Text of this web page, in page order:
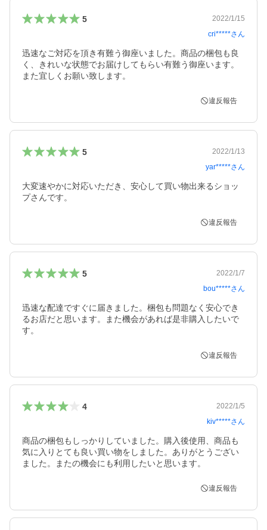
5
2022/1/15
cri*****さん
迅速なご対応を頂き有難う御座いました。商品の梱包も良
く、きれいな状態でお届けしてもらい有難う御座います。
また宜しくお願い致します。
違反報告
5
2022/1/13
yar*****さん
大変速やかに対応いただき、安心して買い物出来るショッ
プさんです。
違反報告
5
2022/1/7
bou*****さん
迅速な配達ですぐに届きました。梱包も問題なく安心でき
るお店だと思います。また機会があれば是非購入したいで
す。
違反報告
4
2022/1/5
kiv*****さん
商品の梱包もしっかりしていました。購入後使用、商品も
気に入りとても良い買い物をしました。ありがとうござい
ました。またの機会にも利用したいと思います。
違反報告